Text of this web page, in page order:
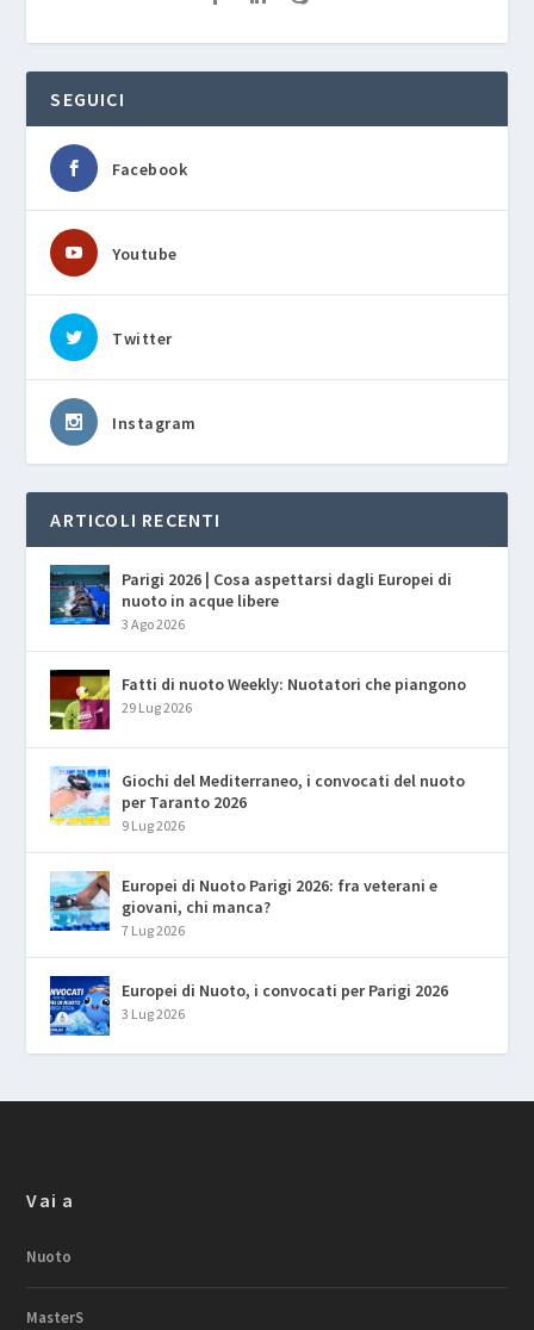
SEGUICI
Facebook
Youtube
Twitter
Instagram
ARTICOLI RECENTI
Parigi 2026 | Cosa aspettarsi dagli Europei di
nuoto in acque libere
3 Ago 2026
Fatti di nuoto Weekly: Nuotatori che piangono
29 Lug 2026
Giochi del Mediterraneo, i convocati del nuoto
per Taranto 2026
9 Lug 2026
Europei di Nuoto Parigi 2026: fra veterani e
giovani, chi manca?
7 Lug 2026
Europei di Nuoto, i convocati per Parigi 2026
3 Lug 2026
Vai a
Nuoto
MasterS